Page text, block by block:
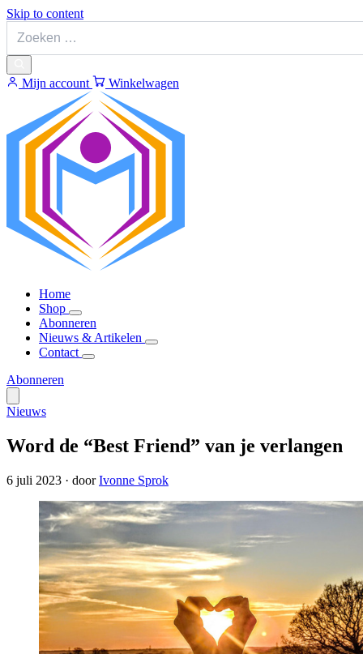
Skip to content
Mijn account Winkelwagen
Home
Shop
Abonneren
Nieuws & Artikelen
Contact
Abonneren
Nieuws
Word de “Best Friend” van je verlangen
6 juli 2023 · doorIvonne Sprok